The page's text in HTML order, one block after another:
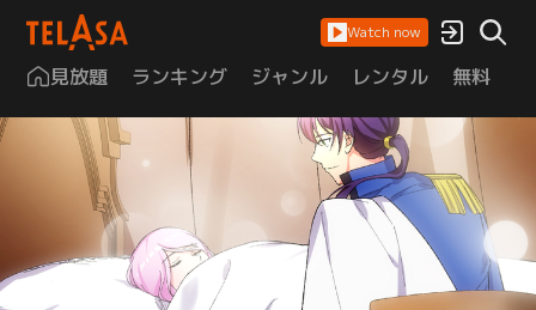
Watch now
見放題 ランキング ジャンル レンタル 無料